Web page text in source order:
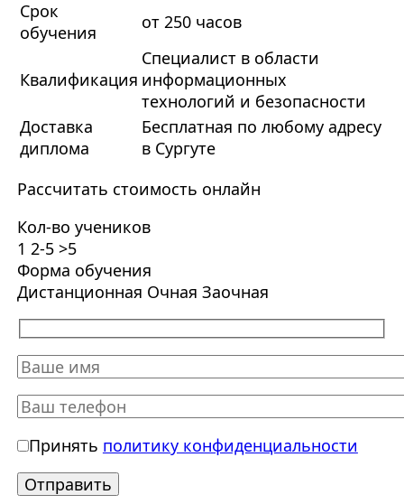
Срок
обучения
от 250 часов
Квалификация
Специалист в области
информационных
технологий и безопасности
Доставка
диплома
Бесплатная по любому адресу
в Сургуте
Рассчитать стоимость онлайн
Кол-во учеников
1 2-5 >5
Форма обучения
Дистанционная Очная Заочная
Принять политику конфиденциальности